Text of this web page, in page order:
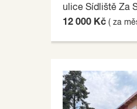
ulice Sídliště Za
12 000 Kč ( za